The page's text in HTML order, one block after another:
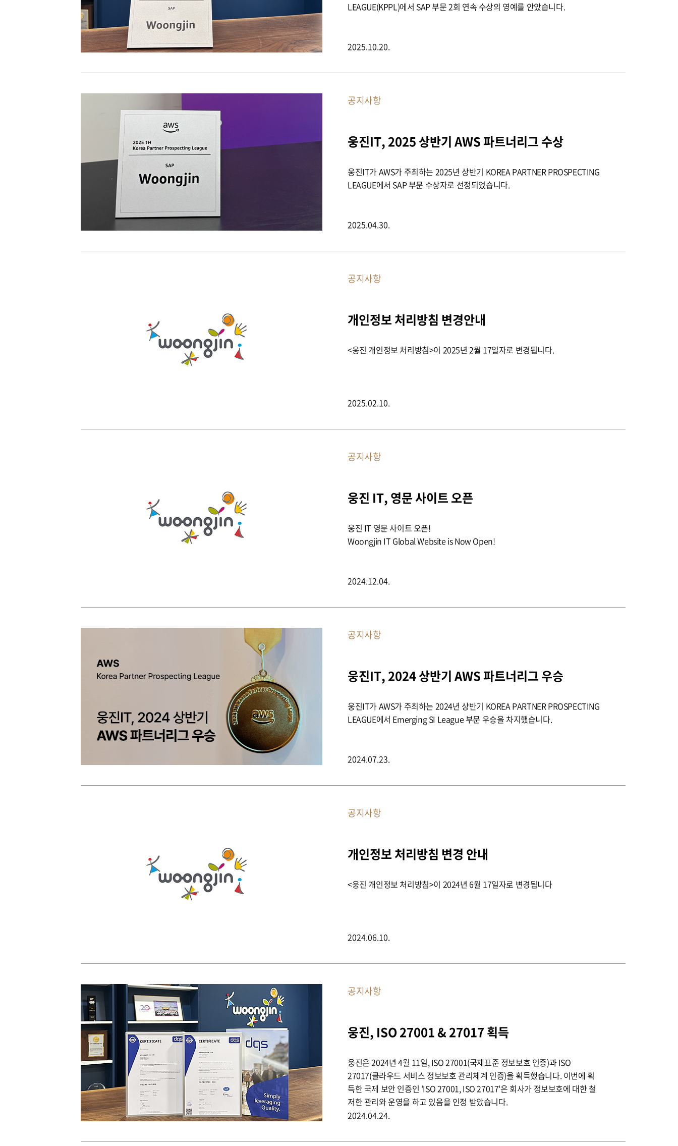
LEAGUE(KPPL)에서 SAP 부문 2회 연속 수상의 영예를 안았습니다.
2025.10.20.
공지사항
웅진IT, 2025 상반기 AWS 파트너리그 수상
웅진IT가 AWS가 주최하는 2025년 상반기 KOREA PARTNER PROSPECTING
LEAGUE에서 SAP 부문 수상자로 선정되었습니다.
2025.04.30.
공지사항
개인정보 처리방침 변경안내
<웅진 개인정보 처리방침>이 2025년 2월 17일자로 변경됩니다.
2025.02.10.
공지사항
웅진 IT, 영문 사이트 오픈
웅진 IT 영문 사이트 오픈!
Woongjin IT Global Website is Now Open!
2024.12.04.
공지사항
웅진IT, 2024 상반기 AWS 파트너리그 우승
웅진IT가 AWS가 주최하는 2024년 상반기 KOREA PARTNER PROSPECTING
LEAGUE에서 Emerging SI League 부문 우승을 차지했습니다.
2024.07.23.
공지사항
개인정보 처리방침 변경 안내
<웅진 개인정보 처리방침>이 2024년 6월 17일자로 변경됩니다
2024.06.10.
공지사항
웅진, ISO 27001 & 27017 획득
웅진은 2024년 4월 11일, ISO 27001(국제표준 정보보호 인증)과 ISO
27017(클라우드 서비스 정보보호 관리체계 인증)을 획득했습니다. 이번에 획
득한 국제 보안 인증인 'ISO 27001, ISO 27017'은 회사가 정보보호에 대한 철
저한 관리와 운영을 하고 있음을 인정 받았습니다.
2024.04.24.